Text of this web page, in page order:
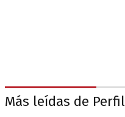
Más leídas de Perfil